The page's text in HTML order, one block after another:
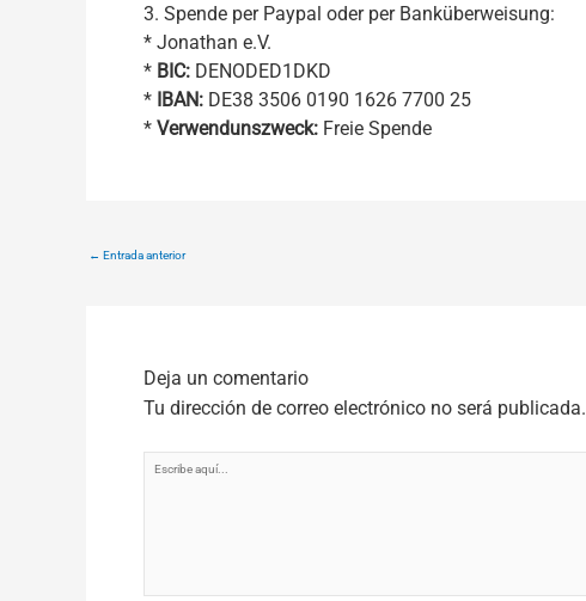
3. Spende per Paypal oder per Banküberweisung:
* Jonathan e.V.
* BIC: DENODED1DKD
* IBAN: DE38 3506 0190 1626 7700 25
* Verwendunszweck: Freie Spende
← Entrada anterior
Deja un comentario
Tu dirección de correo electrónico no será publicada.
Escribe